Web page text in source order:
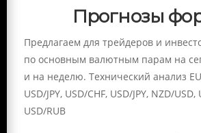
Прогнозы
Предлагаем для трейдеров и
по основным валютным парам на
и на неделю. Технический анализ
USD/JPY, USD/CHF, USD/JPY, NZD/USD,
USD/RUB